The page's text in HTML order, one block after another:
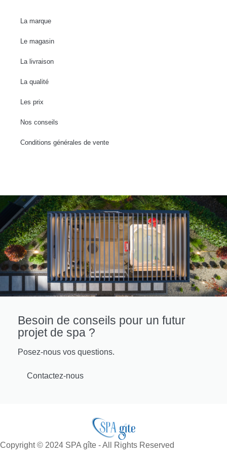
La marque
Le magasin
La livraison
La qualité
Les prix
Nos conseils
Conditions générales de vente
Besoin de conseils pour un futur
projet de spa ?
Posez-nous vos questions.
Contactez-nous
Copyright © 2024 SPA gîte - All Rights Reserved